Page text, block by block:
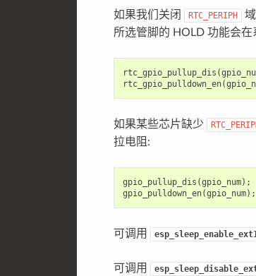
如果我们关闭 RTC_PERIPH
所选管脚的 HOLD 功能会
rtc_gpio_pullup_dis (
rtc_gpio_pulldown_en(
如果某些芯片缺少
拉电阻:
gpio_pullup_dis (gpio_num);
gpio_pulldown_en(gpio_num);
可调用
可调用